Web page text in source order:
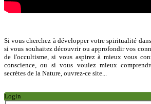
Si vous cherchez à développer votre spiritualité
si vous souhaitez découvrir ou approfondir vos
de l'occultisme, si vous aspirez à mieux vous
conscience, ou si vous voulez mieux
secrètes de la Nature, ouvrez-ce site...
Login